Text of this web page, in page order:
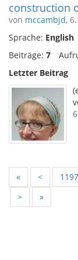
construction
von mccambjd,
Sprache: English
Beiträge: 7
Letzter Beitrag
« < 1197
>
»